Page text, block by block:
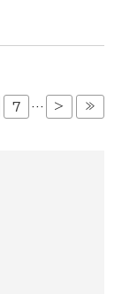
7 … > ≫